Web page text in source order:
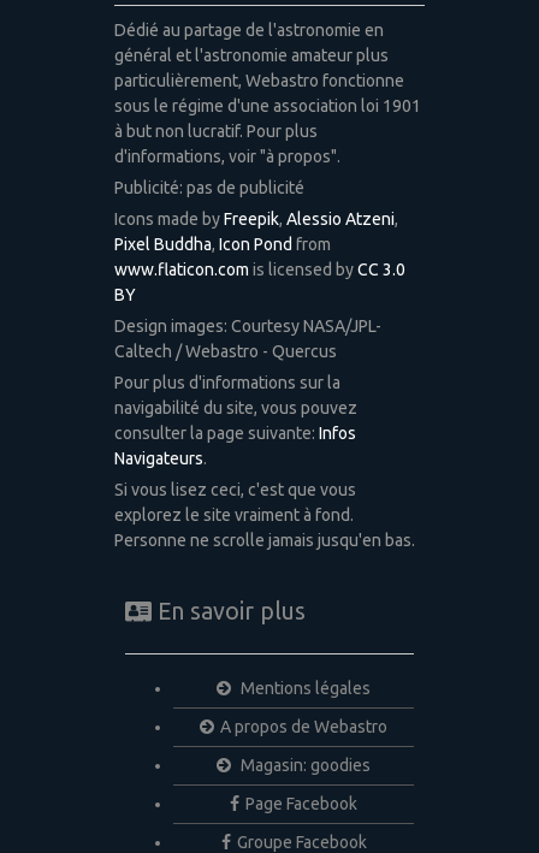
Dédié au partage de l'astronomie en
général et l'astronomie amateur plus
particulièrement, Webastro fonctionne
sous le régime d'une association loi 1901
à but non lucratif. Pour plus
d'informations, voir "à propos".
Publicité: pas de publicité
Icons made byFreepik, Alessio Atzeni,
Pixel Buddha, Icon Pond from
www.flaticon.com is licensed byCC 3.0
BY
Design images: Courtesy NASA/JPL-
Caltech / Webastro - Quercus
Pour plus d'informations sur la
navigabilité du site, vous pouvez
consulter la page suivante: Infos
Navigateurs.
Si vous lisez ceci, c'est que vous
explorez le site vraiment à fond.
Personne ne scrolle jamais jusqu'en bas.
En savoir plus
Mentions légales
A propos de Webastro
Magasin: goodies
Page Facebook
Groupe Facebook